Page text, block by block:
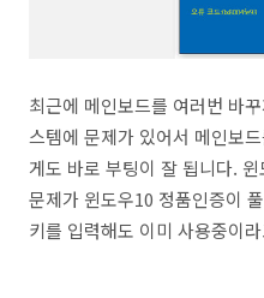
최근에 메인보드를 여러번 바
스템에 문제가 있어서 메인보
게도 바로 부팅이 잘 됩니다.
문제가 윈도우10 정품인증이
키를 입력해도 이미 사용중이